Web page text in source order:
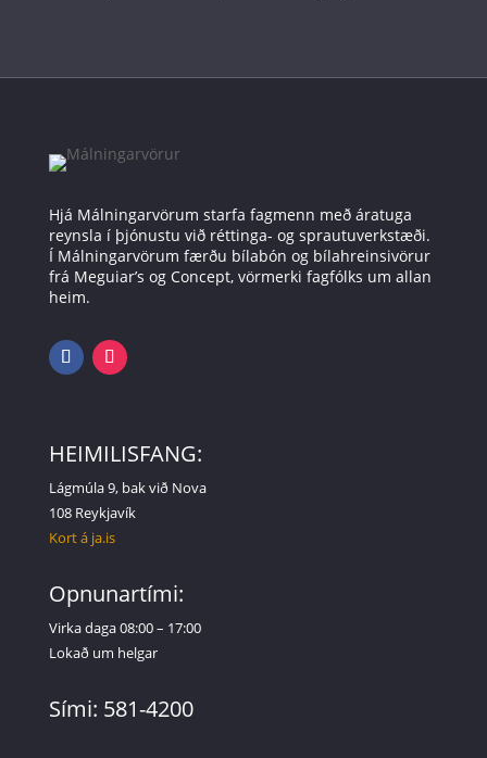
Hjá Málningarvörum starfa fagmenn með áratuga
reynsla í þjónustu við réttinga- og sprautuverkstæði.
Í Málningarvörum færðu bílabón og bílahreinsivörur
frá Meguiar’s og Concept, vörmerki fagfólks um allan
heim.
HEIMILISFANG:
Lágmúla 9, bak við Nova
108 Reykjavík
Kort á ja.is
Opnunartími:
Virka daga 08:00 – 17:00
Lokað um helgar
Sími: 581-4200